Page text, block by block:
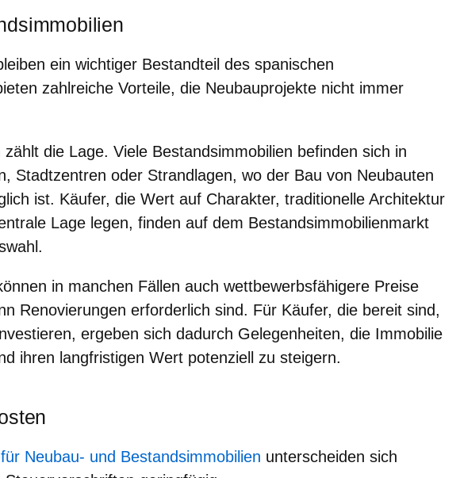
ein wichtiger Bestandteil des spanischen
zahlreiche Vorteile, die Neubauprojekte nicht immer
zählt die Lage. Viele Bestandsimmobilien befinden sich in
Stadtzentren oder Strandlagen, wo der Bau von Neubauten
ist. Käufer, die Wert auf Charakter, traditionelle Architektur
Lage legen, finden auf dem Bestandsimmobilienmarkt
in manchen Fällen auch wettbewerbsfähigere Preise
Renovierungen erforderlich sind. Für Käufer, die bereit sind,
ergeben sich dadurch Gelegenheiten, die Immobilie
ihren langfristigen Wert potenziell zu steigern.
Neubau- und Bestandsimmobilien unterscheiden sich